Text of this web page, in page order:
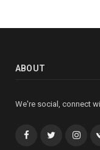
ABOUT
We're social, connect
FacebookTwitter